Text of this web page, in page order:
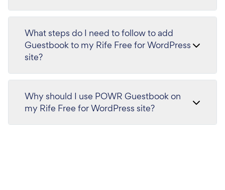
What steps do I need to follow to add
Guestbook to my Rife Free for WordPress
site?
Why should I use POWR Guestbook on
my Rife Free for WordPress site?